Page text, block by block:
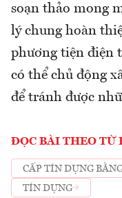
soạn thảo mong
lý chung hoàn
phương tiện điện
có thể chủ động
để tránh được
ĐỌC BÀI THEO TỪ
CẤP TÍN DỤNG
TÍN DỤNG